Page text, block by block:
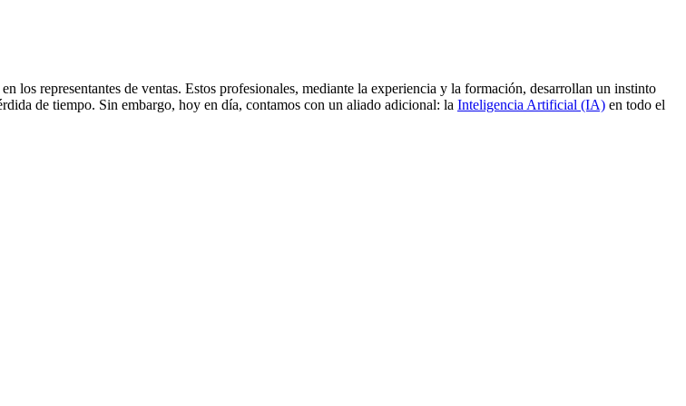
los representantes de ventas. Estos profesionales, mediante la experiencia y la formación, desarrollan un instinto
de tiempo. Sin embargo, hoy en día, contamos con un aliado adicional: la Inteligencia Artificial (IA) en todo el